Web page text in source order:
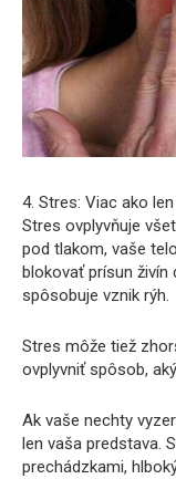
4. Stres: Viac ako
Stres ovplyvňuje
pod tlakom, vaše
blokovať prísun
spôsobuje vznik rýh.
Stres môže tiež
ovplyvniť spôsob,
Ak vaše nechty
len vaša predstava.
prechádzkami,